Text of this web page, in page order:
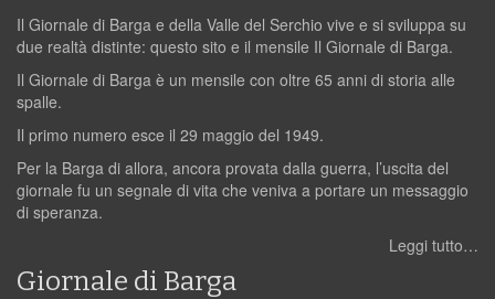
Il Giornale di Barga e della Valle del Serchio vive e si sviluppa su
due realtà distinte: questo sito e il mensile Il Giornale di Barga.
Il Giornale di Barga è un mensile con oltre 65 anni di storia alle
spalle.
Il primo numero esce il 29 maggio del 1949.
Per la Barga di allora, ancora provata dalla guerra, l’uscita del
giornale fu un segnale di vita che veniva a portare un messaggio
di speranza.
Leggi tutto…
Giornale di Barga